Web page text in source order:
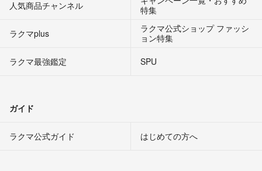
人気商品チャンネル
特集
ラクマplus
ラクマ公式ショップ ファッシ
ョン特集
ラクマ最強鑑定
SPU
ガイド
ラクマ公式ガイド はじめての方へ